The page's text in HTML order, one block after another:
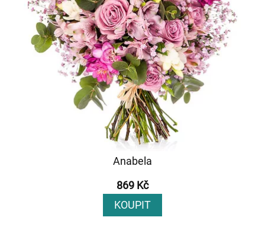
Anabela
869 Kč
KOUPIT